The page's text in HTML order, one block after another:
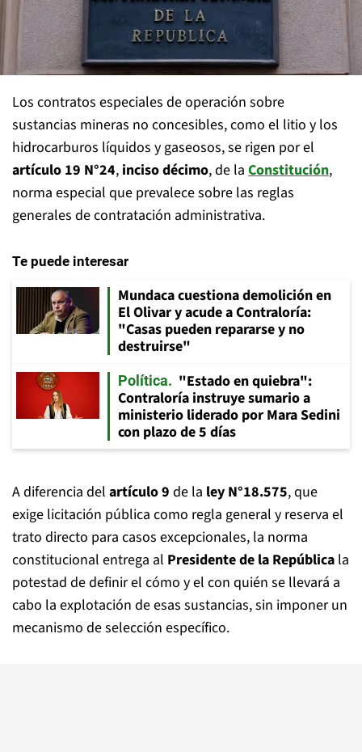
Los contratos especiales de operación sobre
sustancias mineras no concesibles, como el litio y los
hidrocarburos líquidos y gaseosos, se rigen por el
artículo 19 N°24, inciso décimo, de la Constitución,
norma especial que prevalece sobre las reglas
generales de contratación administrativa.
Te puede interesar
Mundaca cuestiona demolición en
El Olivar y acude a Contraloría:
"Casas pueden repararse y no
destruirse"
Política
"Estado en quiebra":
Contraloría instruye sumario a
ministerio liderado por Mara Sedini
con plazo de 5 días
A diferencia del artículo 9 de la ley N°18.575, que
exige licitación pública como regla general y reserva el
trato directo para casos excepcionales, la norma
constitucional entrega al Presidente de la República la
potestad de definir el cómo y el con quién se llevará a
cabo la explotación de esas sustancias, sin imponer un
mecanismo de selección específico.